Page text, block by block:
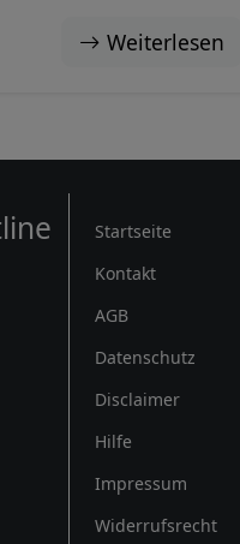
Weiterlesen
Rechtliches
Startseite
Kontakt
AGB
Datenschutz
Disclaimer
Hilfe
Impressum
Widerrufsrecht